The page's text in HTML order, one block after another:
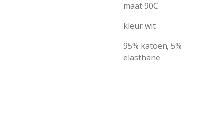
maat 90C
kleur wit
95% katoen, 5%
elasthane